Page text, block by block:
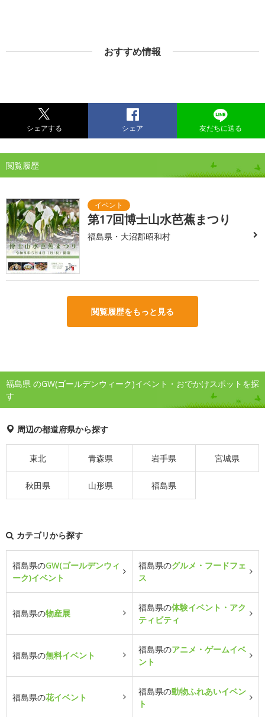
おすすめ情報
シェアする シェア 友だちに送る
閲覧履歴
第17回博士山水芭蕉まつり
福島県・大沼郡昭和村
閲覧履歴をもっと見る
福島県 のGW(ゴールデンウィーク)イベント・おでかけスポットを探
す
周辺の都道府県から探す
東北 青森県 岩手県 宮城県
秋田県 山形県 福島県
カテゴリから探す
福島県のGW(ゴールデンウィ
ーク)イベント
福島県のグルメ・フードフェ
ス
福島県の物産展
福島県の体験イベント・アク
ティビティ
福島県の無料イベント
福島県のアニメ・ゲームイベ
ント
福島県の花イベント
福島県の動物ふれあいイベン
ト